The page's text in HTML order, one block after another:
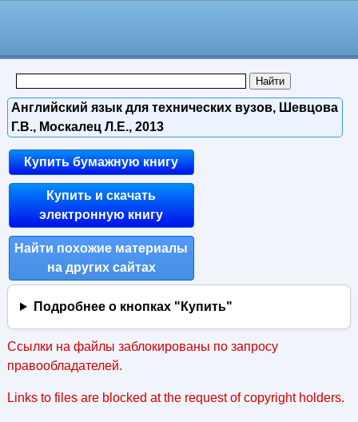
Английский язык для технических вузов, Шевцова
Г.В., Москалец Л.Е., 2013
Купить бумажную книгу
Купить и скачать
электронную книгу
Найти похожие материалы
на других сайтах
Подробнее о кнопках "Купить"
Ссылки на файлы заблокированы по запросу
правообладателей.
Links to files are blocked at the request of copyright holders.